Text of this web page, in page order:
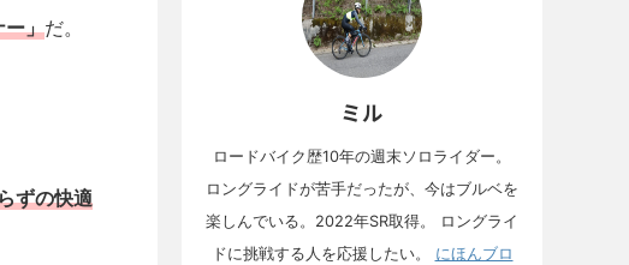
ー」だ。
ずの快適
ミル
ロードバイク歴10年の週末ソロライダー。
ロングライドが苦手だったが、今はブルベを
楽しんでいる。2022年SR取得。 ロングライ
ドに挑戦する人を応援したい。 にほんブロ